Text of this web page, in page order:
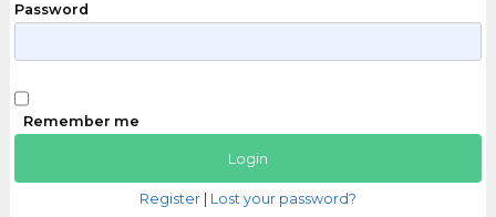
Password
Remember me
Register Lost your password?